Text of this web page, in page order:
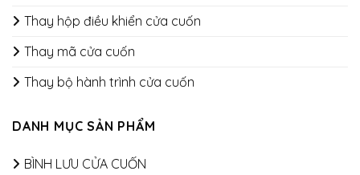
Thay hộp điều khiển cửa cuốn
Thay mã cửa cuốn
Thay bộ hành trình cửa cuốn
DANH MỤC SẢN PHẨM
BÌNH LƯU CỬA CUỐN